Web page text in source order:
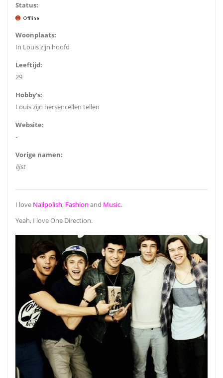
Status:
Woonplaats:
In Louis zijn hoofd
Leeftijd:
29
Hobby's:
Louis zijn hersencellen tellen
Website:
-
Vorige namen:
lijst
I love Nailpolish, Fashion and Music.
Yeah, I love One Direction.